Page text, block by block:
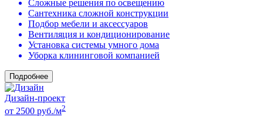
Сложные решения по освещению
Сантехника сложной конструкции
Подбор мебели и аксессуаров
Вентиляция и кондиционирование
Установка системы умного дома
Уборка клининговой компанией
Подробнее
Дизайн-проект
от 2500 руб./м2